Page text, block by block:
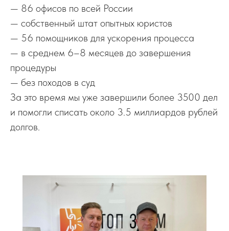
— 86 офисов по всей России
— собственный штат опытных юристов
— 56 помощников для ускорения процесса
— в среднем 6–8 месяцев до завершения
процедуры
— без походов в суд
За это время мы уже завершили более 3500 дел
и помогли списать около 3.5 миллиардов рублей
долгов.